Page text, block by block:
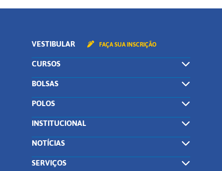
VESTIBULAR FAÇA SUA INSCRIÇÃO
CURSOS
BOLSAS
POLOS
INSTITUCIONAL
NOTÍCIAS
SERVIÇOS